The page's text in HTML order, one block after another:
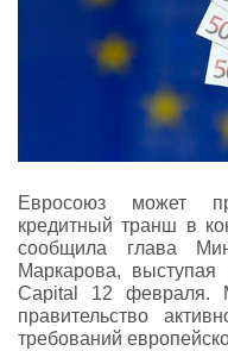
Евросоюз может
кредитный транш в
сообщила глава
Маркарова, выступая
Capital 12 февраля.
правительство
требований